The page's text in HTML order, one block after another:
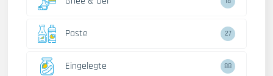
Paste 27
Eingelegte 88